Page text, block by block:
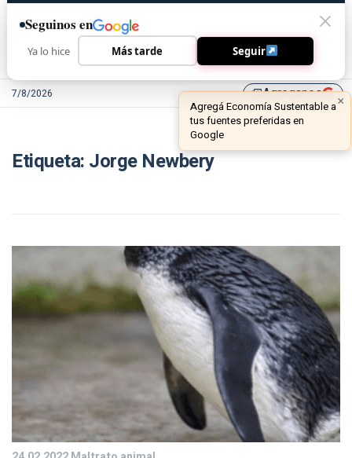
7/8/2026 library_addAgreganos ×
Agregá Economía Sustentable a
tus fuentes preferidas en
Google
Etiqueta: Jorge Newbery
Seguinos en
Ya lo hice Más tarde Seguir